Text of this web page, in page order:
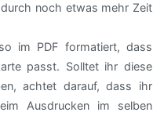
noch etwas mehr Zeit
im PDF formatiert, dass
passt. Solltet ihr diese
achtet darauf, dass ihr
Ausdrucken im selben